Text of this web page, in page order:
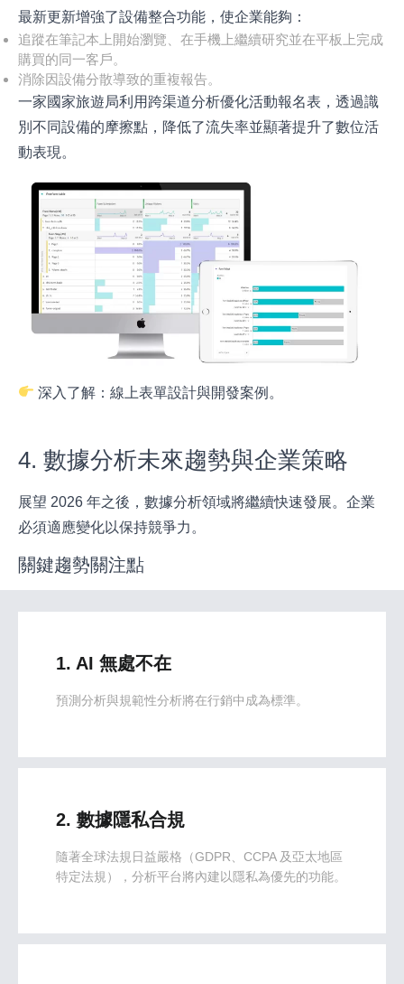
最新更新增強了設備整合功能，使企業能夠：
追蹤在筆記本上開始瀏覽、在手機上繼續研究並在平板上完成
購買的同一客戶。
消除因設備分散導致的重複報告。
一家國家旅遊局利用跨渠道分析優化活動報名表，透過識
別不同設備的摩擦點，降低了流失率並顯著提升了數位活
動表現。
深入了解：線上表單設計與開發案例 。
4. 數據分析未來趨勢與企業策略
展望 2026 年之後，數據分析領域將繼續快速發展。企業
必須適應變化以保持競爭力。
關鍵趨勢關注點
1. AI 無處不在
預測分析與規範性分析將在行銷中成為標準。
2. 數據隱私合規
隨著全球法規日益嚴格（GDPR、CCPA 及亞太地區
特定法規），分析平台將內建以隱私為優先的功能。